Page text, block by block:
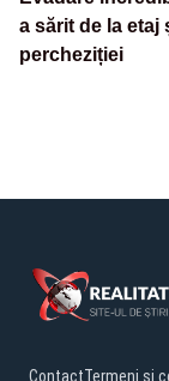
a sărit de la etaj
percheziției
ContactTermeni și